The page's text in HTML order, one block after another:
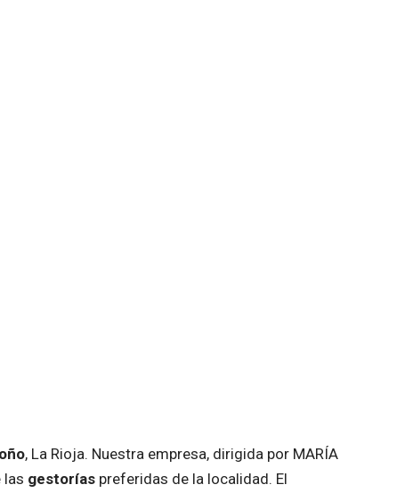
, La Rioja. Nuestra empresa, dirigida por MARÍA
las gestorías preferidas de la localidad. El